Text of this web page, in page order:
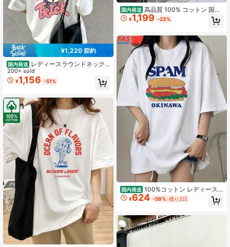
¥1,220 節約
国内発送 レディースラウンドネック
ピュアコットン半袖Tシャツ、新しい
夏のレタープリント、ファッショナ
ブルでカジュアルで多用途なルーズ
200+ sold
¥1,156 -51%
国内発送 高品質 100% コットン 国内
発送レディース半袖トップス クルー
ネックルーズシルエット ヴィンテー
通気性に優れ 夏デイリー・カジュア
ルに最適 どんなボトムスにも合わせ
やすい万能 T シャツ
¥1,199 -23%
国内発送 100%コットン レディース
半袖 夏服y2kスタイルトップ レディ
ースカジュアルプリントTシャツ 春
ス キャラクター tシャツ 国内発送
¥624 -59% 残り2日